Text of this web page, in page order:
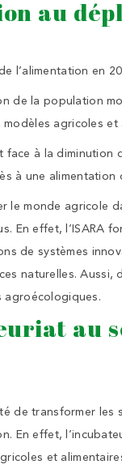
au
l’alimentation en
de la population
agricoles et
face à la
à une
le monde agricole
En effet, l’ISARA
de systèmes
naturelles.
agroécologiques.
au
de transformer les
En effet,
et